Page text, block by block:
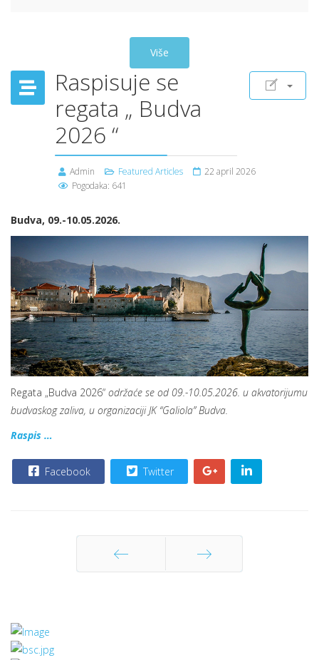
Više
Raspisuje se
regata „ Budva
2026 “
Admin Featured Articles
22 april 2026
Pogodaka: 641
Budva, 09.-10.05.2026.
Regata „Budva 2026“ održaće se od 09.-10.05.2026. u akvatorijumu
budvaskog zaliva, u organizaciji JK “Galiola” Budva.
Raspis …
Facebook Twitter